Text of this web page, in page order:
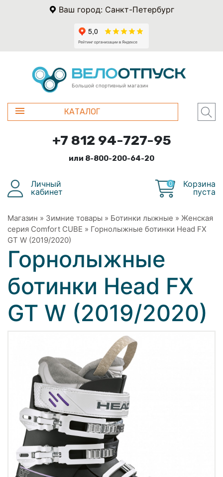
Ваш город: Санкт-Петербург
Большой спортивный магазин
КАТАЛОГ
+7 812 94-727-95
или 8-800-200-64-20
Личный
кабинет
0
Корзина
пуста
Магазин » Зимние товары » Ботинки лыжные » Женская
серия Comfort CUBE » Горнолыжные ботинки Head FX
GT W (2019/2020)
Горнолыжные
ботинки Head FX
GT W (2019/2020)